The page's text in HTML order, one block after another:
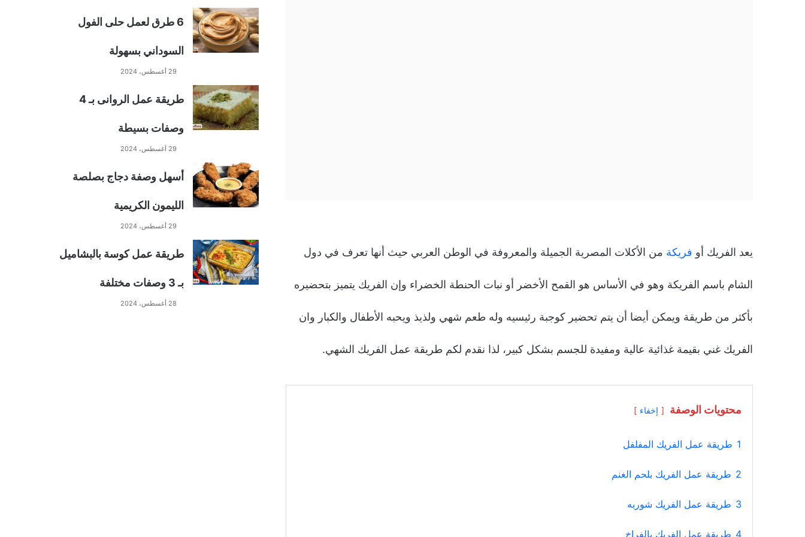
يعد الفريك أو فريكة من الأكلات المصرية الجميلة والمعروفة في الوطن العربي حيث أنها تعرف في دول
الشام باسم الفريكة وهو في الأساس هو القمح الأخضر أو نبات الحنطة الخضراء وإن الفريك يتميز بتحضيره
بأكثر من طريقة ويمكن أيضا أن يتم تحضير كوجبة رئيسيه وله طعم شهي ولذيذ ويحبه الأطفال والكبار وان
الفريك غني بقيمة غذائية عالية ومفيدة للجسم بشكل كبير، لذا نقدم لكم طريقة عمل الفريك الشهي.
محتويات الوصفة إخفاء
1 طريقة عمل الفريك المفلفل
2 طريقة عمل الفريك بلحم الغنم
3 طريقة عمل الفريك شوربه
4 طريقة عمل الفريك بالفراخ
6 طرق لعمل حلى الفول
السوداني بسهولة
29 أغسطس، 2024
طريقة عمل الروانى بـ 4
وصفات بسيطة
29 أغسطس، 2024
أسهل وصفة دجاج بصلصة
الليمون الكريمية
29 أغسطس، 2024
طريقة عمل كوسة بالبشاميل
بـ 3 وصفات مختلفة
28 أغسطس، 2024